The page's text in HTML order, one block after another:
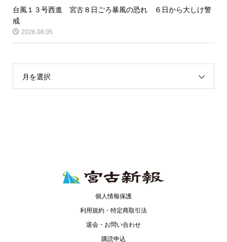
台風１３号西進 宮古８日ごろ暴風の恐れ ６日から大しけ警
戒
2026.08.05
月を選択
個人情報保護
利用規約・特定商取引法
退会・お問い合わせ
購読申込